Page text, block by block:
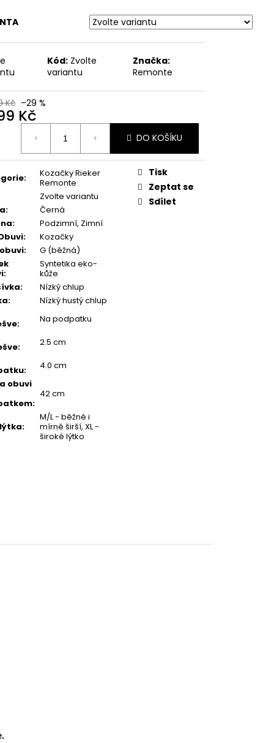
Kód: Zvolte
variantu
Značka:
Remonte
Kč –29 %
Kč
DO KOŠÍKU
:
Kozačky Rieker
Remonte
Zvolte variantu
:
Černá
:
Podzimní, Zimní
:
Kozačky
:
G (běžná)
:
Syntetika eko-
kůže
:
Nízký chlup
:
Nízký hustý chlup
: Na podpatku
: 2.5 cm
:
4.0 cm
obuvi
:
42 cm
:
M/L - běžné i
mírně širší, XL -
široké lýtko
Tisk
Zeptat se
Sdílet